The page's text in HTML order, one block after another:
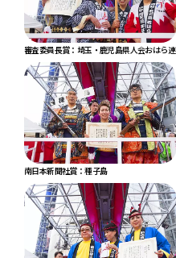
審査委員長賞：埼玉・鹿児島県人会おはら連
南日本新聞社賞：種子島